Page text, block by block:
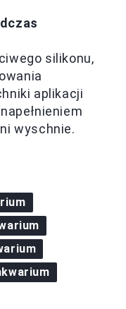
silikonu,
aplikacji
wyschnie.